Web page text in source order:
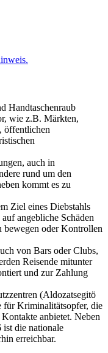
Handtaschenraub
wie z.B. Märkten,
öffentlichen
auch in
rund um den
kommt es zu
Ziel eines Diebstahls
angebliche Schäden
bewegen oder Kontrollen
von Bars oder Clubs,
Reisende mitunter
und zur Zahlung
(Aldozatsegitö
Kriminalitätsopfer, die
anbietet. Neben
ist die nationale
erreichbar.